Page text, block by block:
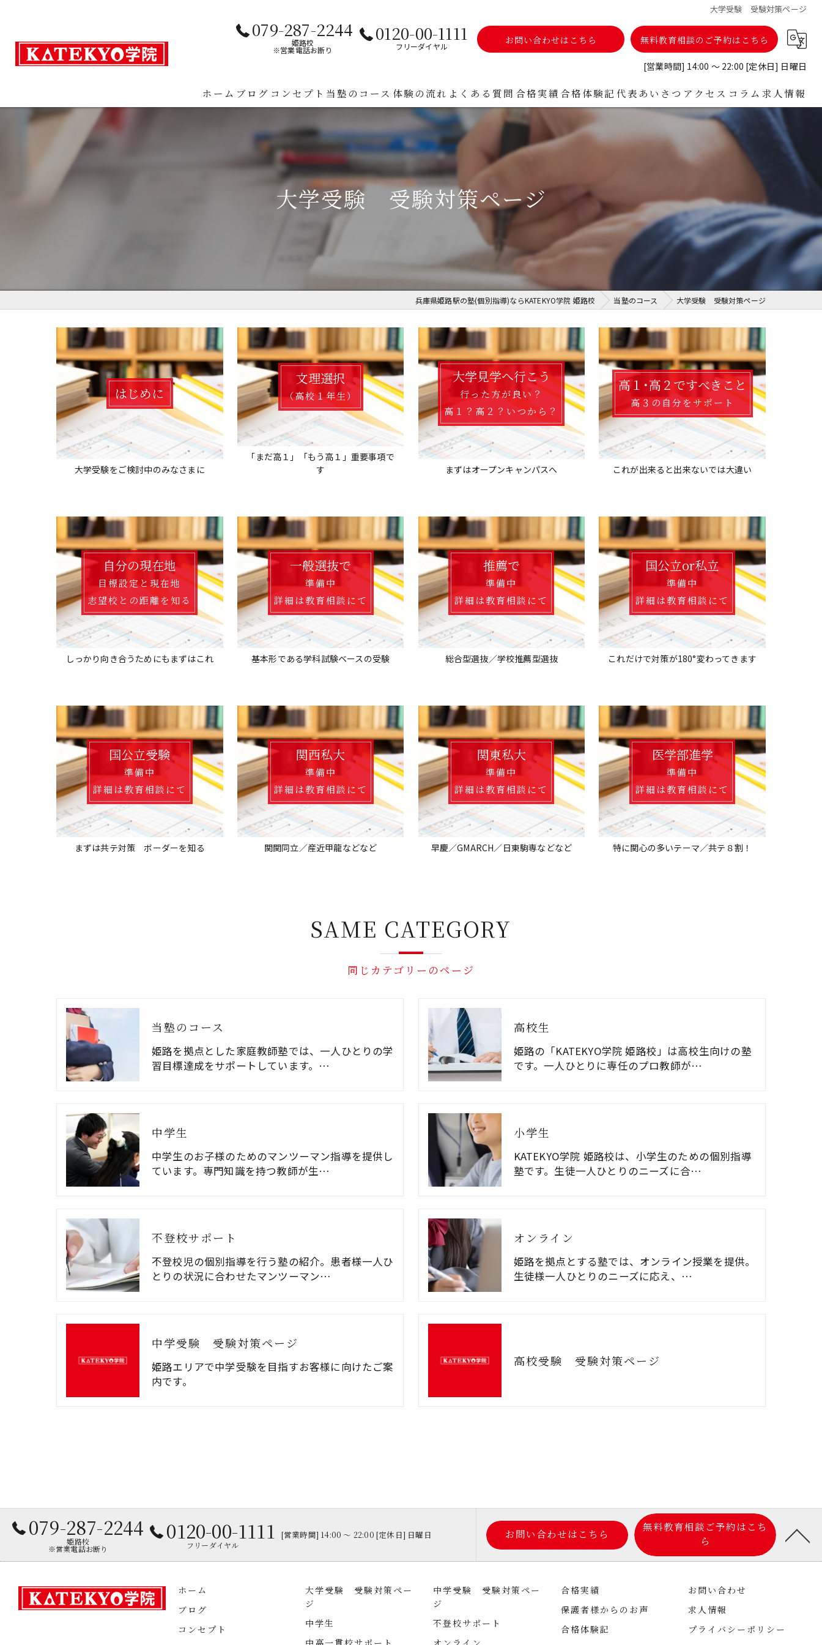
大学受験 受験対策ページ
079-287-2244
姫路校
※営業電話お断り
0120-00-1111
フリーダイヤル
お問い合わせはこちら 無料教育相談のご予約はこちら
[営業時間] 14:00 ～ 22:00 [定休日] 日曜日
ホーム ブログ コンセプト 当塾のコース
高校生
大学受験 受験対策ページ
中学生
小学生
中学受験 受験対策ページ
オンライン
体験の流れ よくある質問 合格実績
保護者様からのお声
合格体験記 代表あいさつ アクセス コラム 求人情報
大学受験 受験対策ページ
兵庫県姫路駅の塾(個別指導)ならKATEKYO学院 姫路校 当塾のコース 大学受験 受験対策ページ
はじめに
大学受験をご検討中のみなさまに
文理選択
（高校１年生）
「まだ高１」「もう高１」重要事項で
す
大学見学へ行こう
行った方が良い？
高１？高２？いつから？
まずはオープンキャンパスへ
高１･高２ですべきこと
高３の自分をサポート
これが出来ると出来ないでは大違い
自分の現在地
目標設定と現在地
志望校との距離を知る
しっかり向き合うためにもまずはこれ
一般選抜で
準備中
詳細は教育相談にて
基本形である学科試験ベースの受験
推薦で
準備中
詳細は教育相談にて
総合型選抜／学校推薦型選抜
国公立or私立
準備中
詳細は教育相談にて
これだけで対策が180°変わってきます
国公立受験
準備中
詳細は教育相談にて
まずは共テ対策 ボーダーを知る
関西私大
準備中
詳細は教育相談にて
関関同立／産近甲龍などなど
関東私大
準備中
詳細は教育相談にて
早慶／GMARCH／日東駒専などなど
医学部進学
準備中
詳細は教育相談にて
特に関心の多いテーマ／共テ８割！
同じカテゴリーのページ
SAME CATEGORY
当塾のコース
姫路を拠点とした家庭教師塾では、一人ひとりの学
習目標達成をサポートしています。…
高校生
姫路の「KATEKYO学院 姫路校」は高校生向けの塾
です。一人ひとりに専任のプロ教師が…
中学生
中学生のお子様のためのマンツーマン指導を提供し
ています。専門知識を持つ教師が生…
小学生
KATEKYO学院 姫路校は、小学生のための個別指導
塾です。生徒一人ひとりのニーズに合…
不登校サポート
不登校児の個別指導を行う塾の紹介。患者様一人ひ
とりの状況に合わせたマンツーマン…
オンライン
姫路を拠点とする塾では、オンライン授業を提供。
生徒様一人ひとりのニーズに応え、…
中学受験 受験対策ページ
姫路エリアで中学受験を目指すお客様に向けたご案
内です。
高校受験 受験対策ページ
079-287-2244
姫路校
※営業電話お断り
0120-00-1111
フリーダイヤル
[営業時間] 14:00 ～ 22:00 [定休日] 日曜日 お問い合わせはこちら
無料教育相談ご予約はこち
ら
ホーム
ブログ
コンセプト
大学受験 受験対策ペー
ジ
中学生
中高一貫校サポート
中学受験 受験対策ペー
ジ
不登校サポート
オンライン
合格実績
保護者様からのお声
合格体験記
お問い合わせ
求人情報
プライバシーポリシー